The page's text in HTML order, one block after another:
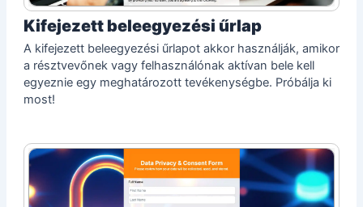
Kifejezett beleegyezési űrlap
A kifejezett beleegyezési űrlapot akkor használják, amikor
a résztvevőnek vagy felhasználónak aktívan bele kell
egyeznie egy meghatározott tevékenységbe. Próbálja ki
most!